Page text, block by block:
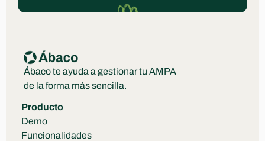
Ábaco te ayuda a gestionar tu AMPA
de la forma más sencilla.
Producto
Demo
Funcionalidades